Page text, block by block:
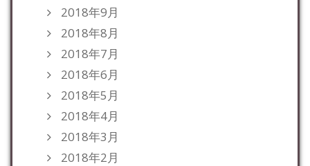
2018年9月
2018年8月
2018年7月
2018年6月
2018年5月
2018年4月
2018年3月
2018年2月